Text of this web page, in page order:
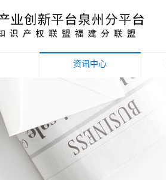
资讯中心
政策信息
活动公告